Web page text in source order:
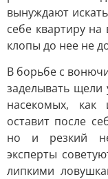
вынуждают
себе квартиру
клопы до нее не
В борьбе с
заделывать щели
насекомых,
оставит после
но и резкий
эксперты
липкими